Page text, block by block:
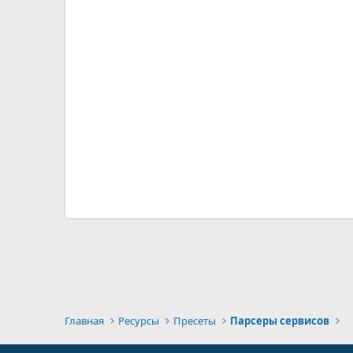
Главная Ресурсы Пресеты Парсеры сервисов